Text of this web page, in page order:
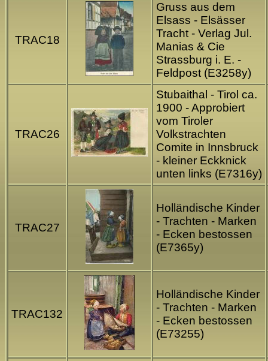
TRAC18
Gruss aus dem
Elsass - Elsässer
Tracht - Verlag Jul.
Manias & Cie
Strassburg i. E. -
Feldpost (E3258y)
TRAC26
Stubaithal - Tirol ca.
1900 - Approbiert
vom Tiroler
Volkstrachten
Comite in Innsbruck
- kleiner Eckknick
unten links (E7316y)
TRAC27
Holländische Kinder
- Trachten - Marken
- Ecken bestossen
(E7365y)
TRAC132
Holländische Kinder
- Trachten - Marken
- Ecken bestossen
(E73255)